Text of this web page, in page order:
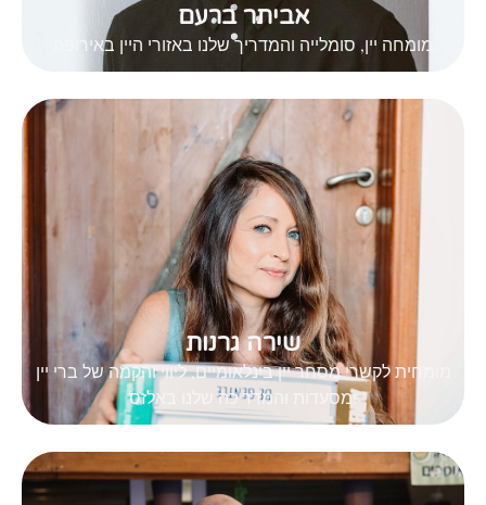
מומחה יין, סומלייה והמדריך שלנו באזורי היין באירופה
אביתר ברעם
מומחית לקשרי מסחר יין בינלאומיים, ליווי והקמה של ברי יין
ומסעדות והמדריכה שלנו באלזס
שירה גרנות